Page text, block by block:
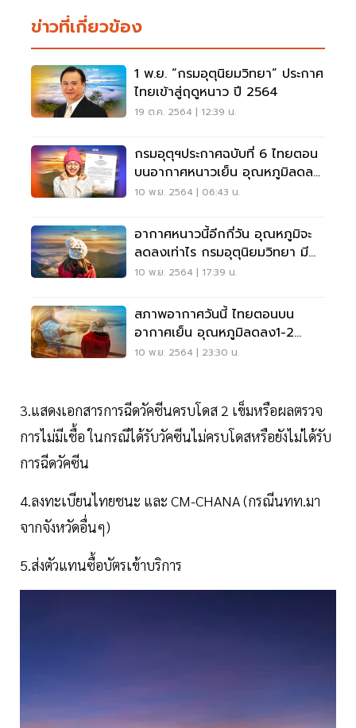
ข่าวที่เกี่ยวข้อง
1 พ.ย. “กรมอุตุนิยมวิทยา” ประกาศ
ไทยเข้าสู่ฤดูหนาว ปี 2564
19 ต.ค. 2564 | 12:39 น.
กรมอุตุฯประกาศฉบับที่ 6 ไทยตอน
บนอากาศหนาวเย็น อุณหภูมิลดลง
อีก 1-3 องศา
10 พ.ย. 2564 | 06:43 น.
อากาศหนาวนี้อีกกี่วัน อุณหภูมิจะ
ลดลงเท่าไร กรมอุตุนิยมวิทยา มีคำ
ตอบ
10 พ.ย. 2564 | 17:39 น.
สภาพอากาศวันนี้ ไทยตอนบน
อากาศเย็น อุณหภูมิลดลง1-2
องศา ภาคใต้มีฝนตกหนัก
10 พ.ย. 2564 | 23:30 น.
3.แสดงเอกสารการฉีดวัคซีนครบโดส 2 เข็มหรือผลตรวจ
การไม่มีเชื้อ ในกรณีได้รับวัคซีนไม่ครบโดสหรือยังไม่ได้รับ
การฉีดวัคซีน
4.ลงทะเบียนไทยชนะ และ CM-CHANA (กรณีนทท.มา
จากจังหวัดอื่นๆ)
5.ส่งตัวแทนซื้อบัตรเข้าบริการ